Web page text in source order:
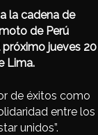
la cadena de
de Perú
jueves 20
Lima.
de éxitos como
entre los
unidos”.